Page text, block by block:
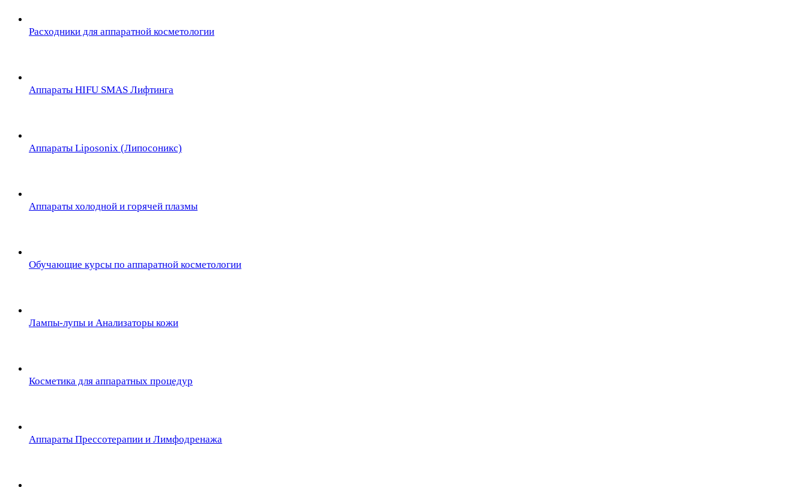
Расходники для аппаратной косметологии
Аппараты HIFU SMAS Лифтинга
Аппараты Liposonix (Липосоникс)
Аппараты холодной и горячей плазмы
Обучающие курсы по аппаратной косметологии
Лампы-лупы и Анализаторы кожи
Косметика для аппаратных процедур
Аппараты Прессотерапии и Лимфодренажа